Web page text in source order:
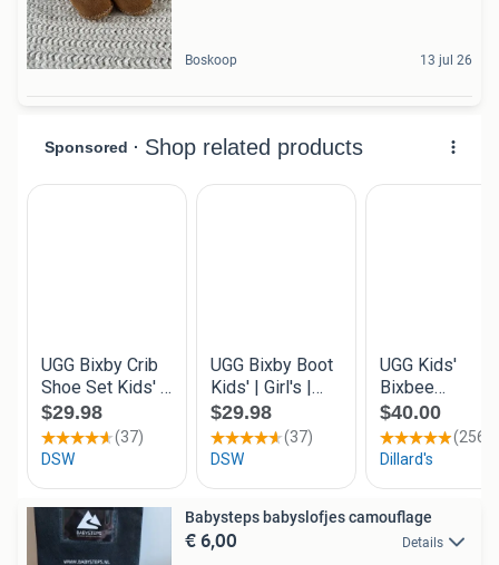
Boskoop 13 jul 26
Babysteps babyslofjes camouflage
€ 6,00 Details